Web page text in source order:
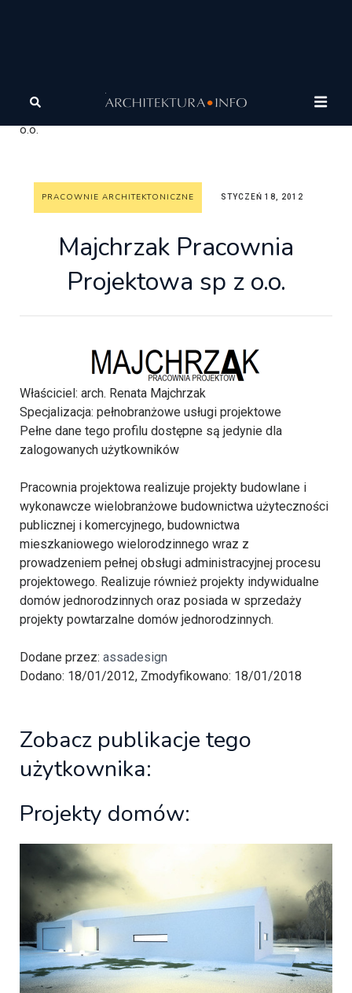
Architektura
architektoniczne
Majchrzak Pracownia Projektowa sp z
o.o.
PRACOWNIE ARCHITEKTONICZNE STYCZEŃ 18, 2012
Majchrzak Pracownia
Projektowa sp z o.o.
Właściciel: arch. Renata Majchrzak
Specjalizacja: pełnobranżowe usługi projektowe
Pełne dane tego profilu dostępne są jedynie dla
zalogowanych użytkowników
Pracownia projektowa realizuje projekty budowlane i
wykonawcze wielobranżowe budownictwa użyteczności
publicznej i komercyjnego, budownictwa
mieszkaniowego wielorodzinnego wraz z
prowadzeniem pełnej obsługi administracyjnej procesu
projektowego. Realizuje również projekty indywidualne
domów jednorodzinnych oraz posiada w sprzedaży
projekty powtarzalne domów jednorodzinnych.
Dodane przez: assadesign
Dodano: 18/01/2012, Zmodyfikowano: 18/01/2018
Zobacz publikacje tego
użytkownika:
Projekty domów: